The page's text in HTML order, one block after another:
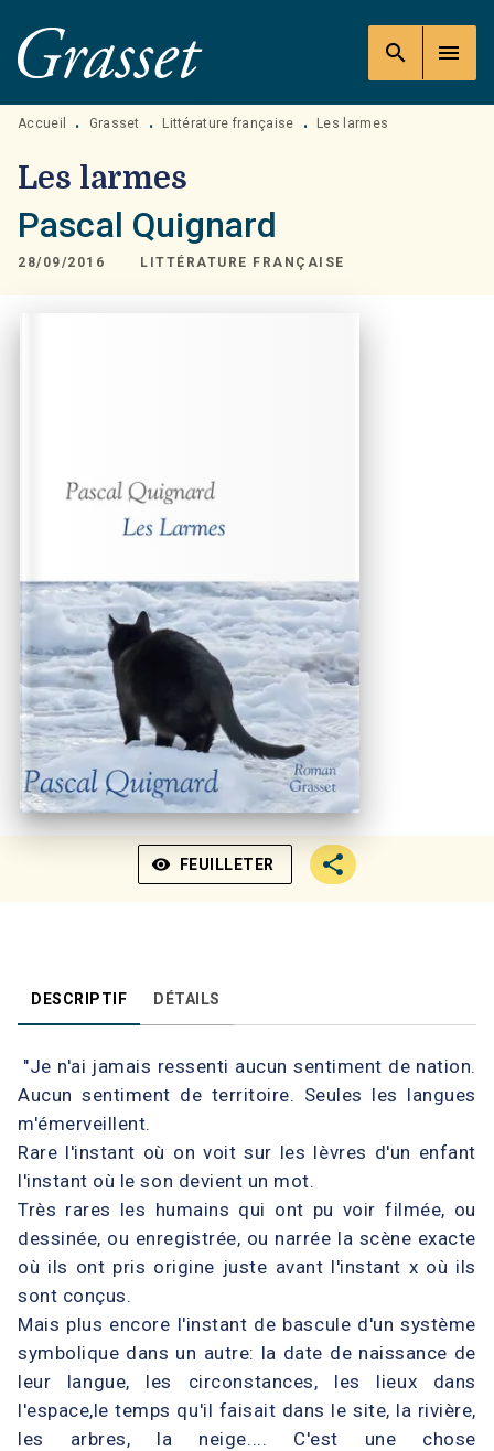
MENU RECHERCHE
PIED DE PAGE
search menu
Accueil • Grasset • Littérature française • Les larmes
Les larmes
Pascal Quignard
28/09/2016 LITTÉRATURE FRANÇAISE
visibility FEUILLETER
DESCRIPTIF DÉTAILS
"Je n'ai jamais ressenti aucun sentiment de nation.
Aucun sentiment de territoire. Seules les langues
m'émerveillent.
Rare l'instant où on voit sur les lèvres d'un enfant
l'instant où le son devient un mot.
Très rares les humains qui ont pu voir filmée, ou
dessinée, ou enregistrée, ou narrée la scène exacte
où ils ont pris origine juste avant l'instant x où ils
sont conçus.
Mais plus encore l'instant de bascule d'un système
symbolique dans un autre: la date de naissance de
leur langue, les circonstances, les lieux dans
l'espace,le temps qu'il faisait dans le site, la rivière,
les arbres, la neige.... C'est une chose